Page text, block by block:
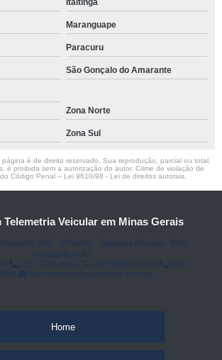
Itaitinga
Maranguape
Paracuru
São Gonçalo do Amarante
Zona Norte
Zona Sul
é de direito reservado. Sua reprodução, parcial ou total,
é proibida sem a autorização do autor. Crime de violação de
Código Penal – Lei 9610/98 - Lei de direitos autorais
Telemetria Veicular em Minas Gerais
Home